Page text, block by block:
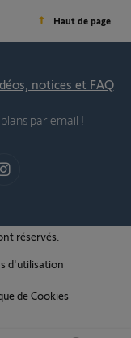
Haut de page
notices et FAQ
par email !
réservés.
d'utilisation
de Cookies